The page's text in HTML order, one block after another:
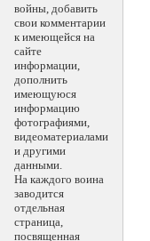
войны, добавить
свои комментарии
к имеющейся на
сайте
информации,
дополнить
имеющуюся
информацию
фотографиями,
видеоматериалами
и другими
данными.
На каждого воина
заводится
отдельная
страница,
посвященная